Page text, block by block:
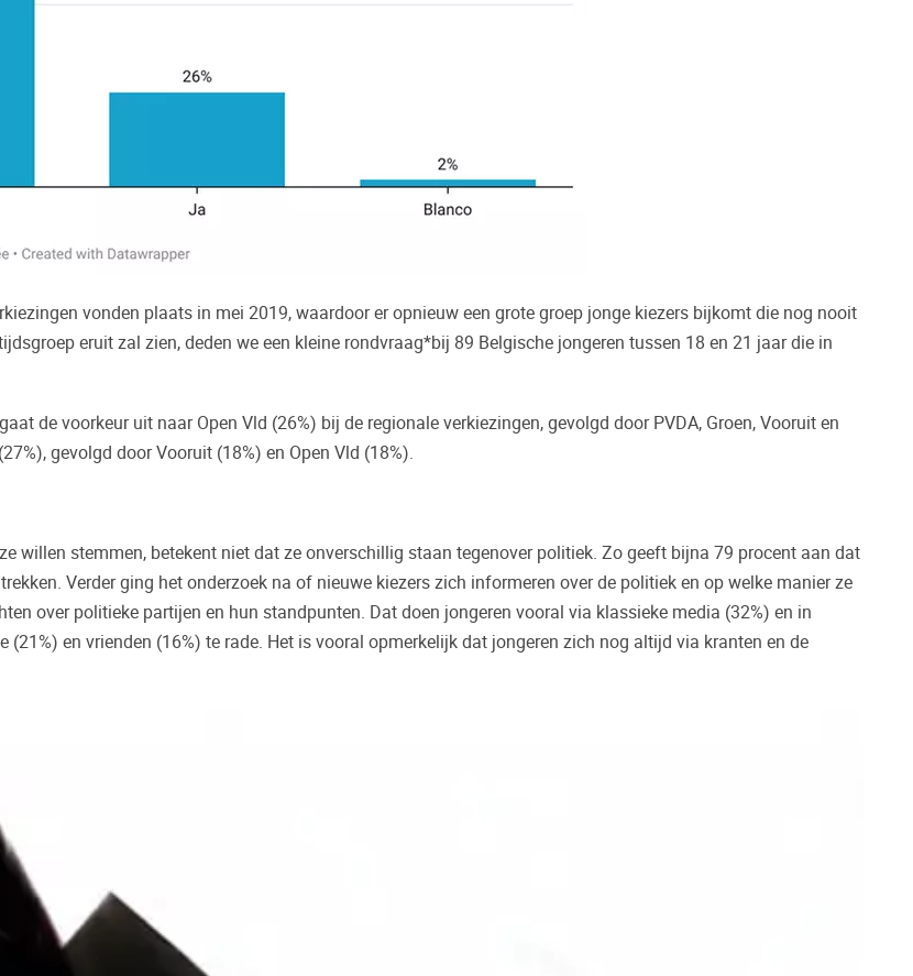
vonden plaats in mei 2019, waardoor er opnieuw een grote groep jonge kiezers bijkomt die nog nooit
eruit zal zien, deden we een kleine rondvraag*bij 89 Belgische jongeren tussen 18 en 21 jaar die in
de voorkeur uit naar Open Vld (26%) bij de regionale verkiezingen, gevolgd door PVDA, Groen, Vooruit en
gevolgd door Vooruit (18%) en Open Vld (18%).
willen stemmen, betekent niet dat ze onverschillig staan tegenover politiek. Zo geeft bijna 79 procent aan dat
Verder ging het onderzoek na of nieuwe kiezers zich informeren over de politiek en op welke manier ze
over politieke partijen en hun standpunten. Dat doen jongeren vooral via klassieke media (32%) en in
en vrienden (16%) te rade. Het is vooral opmerkelijk dat jongeren zich nog altijd via kranten en de